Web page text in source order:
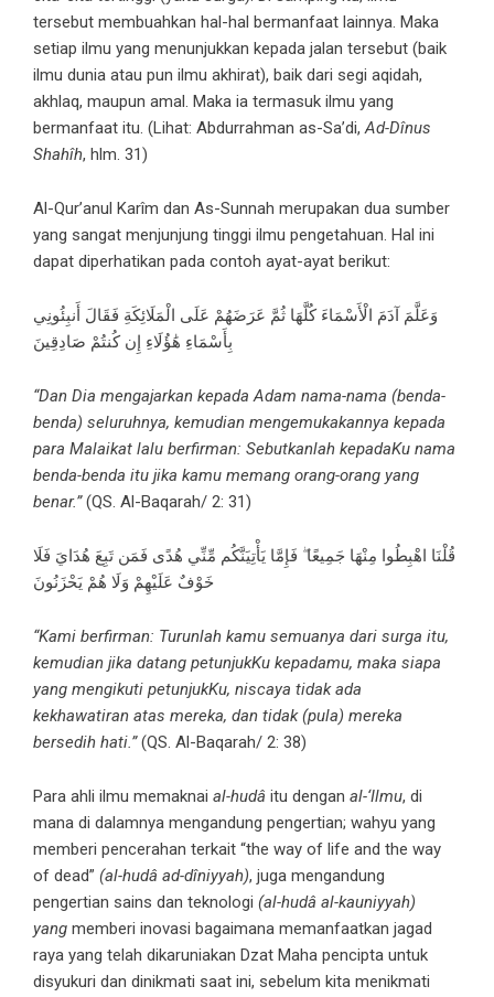
tersebut membuahkan hal-hal bermanfaat lainnya. Maka
setiap ilmu yang menunjukkan kepada jalan tersebut (baik
ilmu dunia atau pun ilmu akhirat), baik dari segi aqidah,
akhlaq, maupun amal. Maka ia termasuk ilmu yang
bermanfaat itu. (Lihat: Abdurrahman as-Sa’di,Ad-Dînus
Shahîh, hlm. 31)
Al-Qur’anul Karîm dan As-Sunnah merupakan dua sumber
yang sangat menjunjung tinggi ilmu pengetahuan. Hal ini
dapat diperhatikan pada contoh ayat-ayat berikut:
وَعَلَّمَ آدَمَ الْأَسْمَاءَ كُلَّهَا ثُمَّ عَرَضَهُمْ عَلَى الْمَلَائِكَةِ فَقَالَ أَنبِئُونِي
بِأَسْمَاءِ هَٰؤُلَاءِ إِن كُنتُمْ صَادِقِينَ
“Dan Dia mengajarkan kepada Adam nama-nama (benda-
benda) seluruhnya, kemudian mengemukakannya kepada
para Malaikat lalu berfirman: Sebutkanlah kepadaKu nama
benda-benda itu jika kamu memang orang-orang yang
benar.”(QS. Al-Baqarah/ 2: 31)
قُلْنَا اهْبِطُوا مِنْهَا جَمِيعًا ۖ فَإِمَّا يَأْتِيَنَّكُم مِّنِّي هُدًى فَمَن تَبِعَ هُدَايَ فَلَا
خَوْفٌ عَلَيْهِمْ وَلَا هُمْ يَحْزَنُونَ
“Kami berfirman: Turunlah kamu semuanya dari surga itu,
kemudian jika datang petunjukKu kepadamu, maka siapa
yang mengikuti petunjukKu, niscaya tidak ada
kekhawatiran atas mereka, dan tidak (pula) mereka
bersedih hati.”(QS. Al-Baqarah/ 2: 38)
Para ahli ilmu memaknai al-hudâ itu dengan al-‘Ilmu, di
mana di dalamnya mengandung pengertian; wahyu yang
memberi pencerahan terkait “the way of life and the way
of dead” (al-hudâ ad-dîniyyah), juga mengandung
pengertian sains dan teknologi (al-hudâ al-kauniyyah)
yang memberi inovasi bagaimana memanfaatkan jagad
raya yang telah dikaruniakan Dzat Maha pencipta untuk
disyukuri dan dinikmati saat ini, sebelum kita menikmati